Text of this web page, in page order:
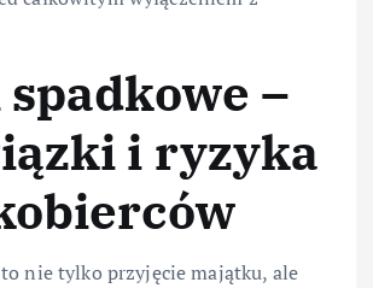
spadkowe –
i ryzyka
nie tylko przyjęcie majątku, ale